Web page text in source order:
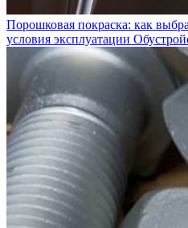
Порошковая покраска: как
условия эксплуатации